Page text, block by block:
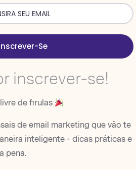
Se
inscrever-se!
de firulas
de email marketing que vão te
inteligente - dicas práticas e
pena.